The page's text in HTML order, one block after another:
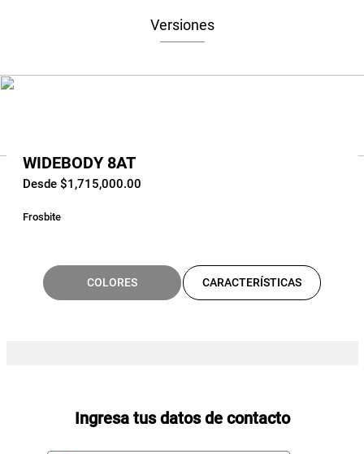
Versiones
WIDEBODY 8AT
Desde $1,715,000.00
Frosbite
COLORES CARACTERÍSTICAS
Ingresa tus datos de contacto